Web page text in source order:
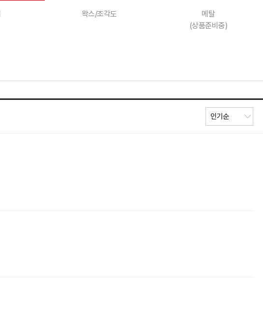
왁스/조각도
메탈
(상품준비중)